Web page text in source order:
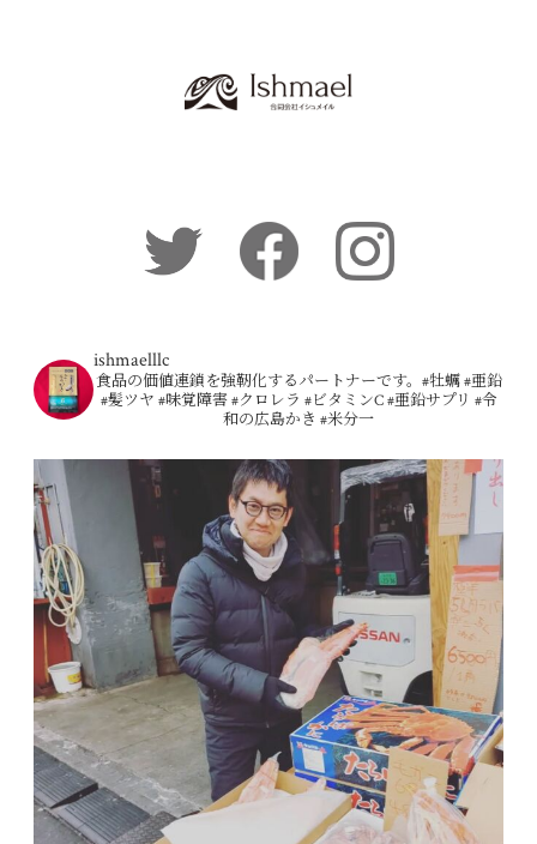
ishmaelllc
食品の価値連鎖を強靭化するパートナーです。#牡蠣 #亜鉛
#髪ツヤ #味覚障害 #クロレラ #ビタミンC #亜鉛サプリ #令
和の広島かき #米分一